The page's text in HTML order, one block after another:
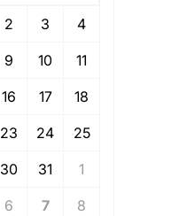
2 3 4
9 10 11
16 17 18
23 24 25
30 31 1
6 7 8